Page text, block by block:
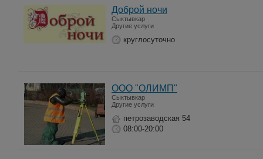
Доброй ночи
Сыктывкар
Другие услуги
круглосуточно
ООО "ОЛИМП"
Сыктывкар
Другие услуги
петрозаводская 54
08:00-20:00